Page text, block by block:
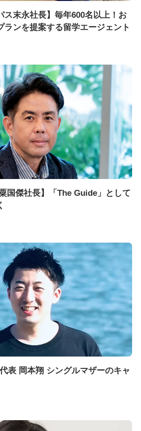
ス末永社長】毎年600名以上！お
ランを提案する留学エージェント
国傑社長】「The Guide」として
表 岡本翔 シングルマザーのキャ